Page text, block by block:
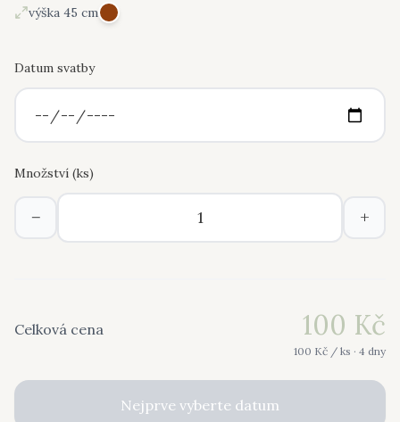
výška 45 cm
Datum svatby
Množství (ks)
− +
Celková cena 100 Kč
100 Kč / ks · 4 dny
Nejprve vyberte datum